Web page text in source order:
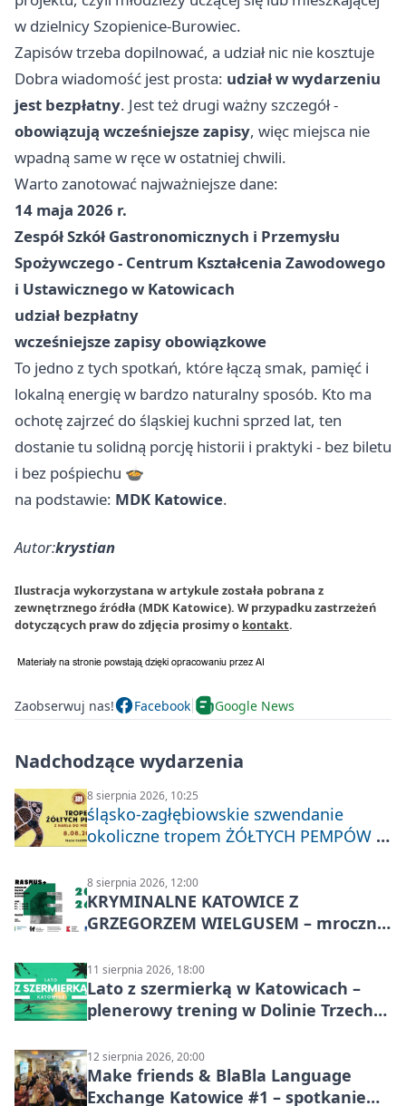
w dzielnicy Szopienice-Burowiec.
Zapisów trzeba dopilnować, a udział nic nie kosztuje
Dobra wiadomość jest prosta: udział w wydarzeniu
jest bezpłatny. Jest też drugi ważny szczegół -
obowiązują wcześniejsze zapisy, więc miejsca nie
wpadną same w ręce w ostatniej chwili.
Warto zanotować najważniejsze dane:
14 maja 2026 r.
Zespół Szkół Gastronomicznych i Przemysłu
Spożywczego - Centrum Kształcenia Zawodowego
i Ustawicznego w Katowicach
udział bezpłatny
wcześniejsze zapisy obowiązkowe
To jedno z tych spotkań, które łączą smak, pamięć i
lokalną energię w bardzo naturalny sposób. Kto ma
ochotę zajrzeć do śląskiej kuchni sprzed lat, ten
dostanie tu solidną porcję historii i praktyki - bez biletu
i bez pośpiechu 🍲
na podstawie: MDK Katowice.
Autor:krystian
Ilustracja wykorzystana w artykule została pobrana z
zewnętrznego źródła (MDK Katowice). W przypadku zastrzeżeń
dotyczących praw do zdjęcia prosimy o kontakt.
Zaobserwuj nas! Facebook Google News
Nadchodzące wydarzenia
8 sierpnia 2026, 10:25
śląsko-zagłębiowskie szwendanie
okoliczne tropem ŻÓŁTYCH PEMPÓW z
8 sierpnia 2026, 12:00
KRYMINALNE KATOWICE Z
GRZEGORZEM WIELGUSEM – mroczne
11 sierpnia 2026, 18:00
Lato z szermierką w Katowicach –
plenerowy trening w Dolinie Trzech
12 sierpnia 2026, 20:00
Make friends & BlaBla Language
Exchange Katowice #1 – spotkanie